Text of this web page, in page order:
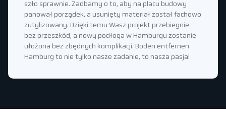
szło sprawnie. Zadbamy o to, aby na placu budowy
panował porządek, a usunięty materiał został fachowo
zutylizowany. Dzięki temu Wasz projekt przebiegnie
bez przeszkód, a nowy podłoga w Hamburgu zostanie
ułożona bez zbędnych komplikacji. Boden entfernen
Hamburg to nie tylko nasze zadanie, to nasza pasja!